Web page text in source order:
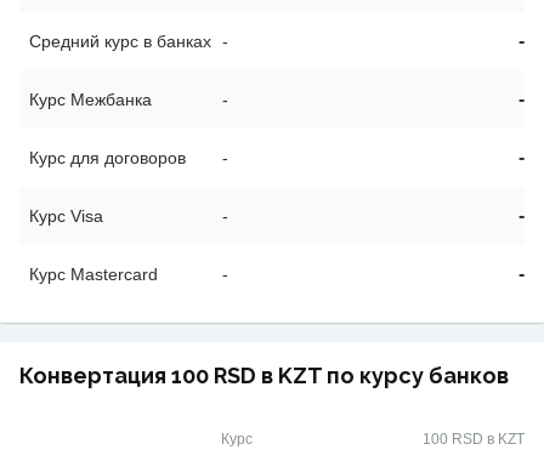
Средний курс в банках - -
Курс Межбанка - -
Курс для договоров - -
Курс Visa - -
Курс Mastercard - -
Конвертация 100 RSD в KZT по курсу банков
Курс 100 RSD в KZT